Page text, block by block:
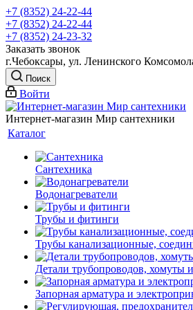
+7 (8352) 24-22-44
+7 (8352) 24-22-44
+7 (8352) 24-23-32
Заказать звонок
г.Чебоксары, ул. Ленинского
Поиск
Войти
Интернет-магазин Мир сантехники
Каталог
Сантехника
Водонагреватели
Трубы и фитинги
Трубы канализационные,
Детали трубопроводов, хомуты
Запорная арматура и